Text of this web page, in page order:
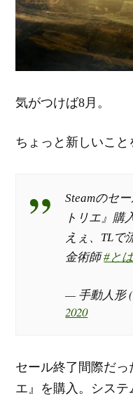
気がつけば8月。
ちょっと新しいこと
Steamのセ
トリエ』購
えぇ、TLで
金術師#と
— 手動人形
2020
セール終了間際だっ
エ』を購入。システ